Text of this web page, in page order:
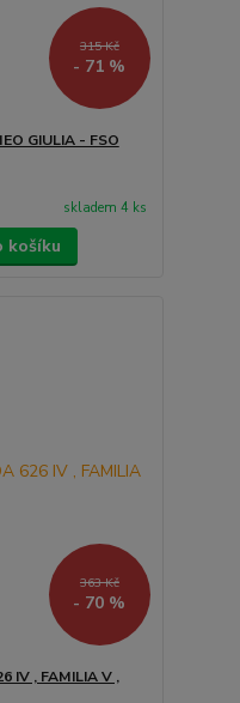
315 Kč
- 71 %
GIULIA - FSO
skladem 4 ks
košíku
363 Kč
- 70 %
IV , FAMILIA V ,